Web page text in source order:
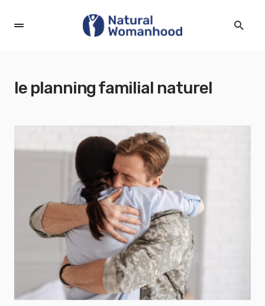
le planning familial naturel